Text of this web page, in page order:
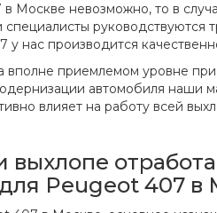
Москве невозможно, то в
руководствуются
у нас производится
вполне приемлемом уровне
автомобиля наши
влияет на работу всей
Peugeot 407 в